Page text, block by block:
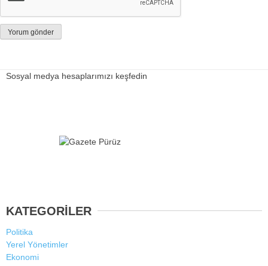
Sosyal medya hesaplarımızı keşfedin
KATEGORİLER
Politika
Yerel Yönetimler
Ekonomi